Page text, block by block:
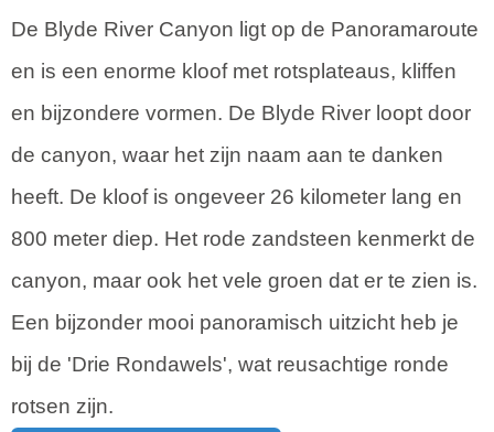
De Blyde River Canyon ligt op de Panoramaroute
en is een enorme kloof met rotsplateaus, kliffen
en bijzondere vormen. De Blyde River loopt door
de canyon, waar het zijn naam aan te danken
heeft. De kloof is ongeveer 26 kilometer lang en
800 meter diep. Het rode zandsteen kenmerkt de
canyon, maar ook het vele groen dat er te zien is.
Een bijzonder mooi panoramisch uitzicht heb je
bij de 'Drie Rondawels', wat reusachtige ronde
rotsen zijn.